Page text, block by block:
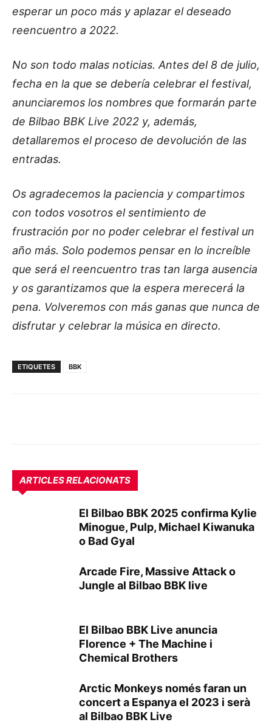
esperar un poco más y aplazar el deseado
reencuentro a 2022.
No son todo malas noticias. Antes del 8 de julio,
fecha en la que se debería celebrar el festival,
anunciaremos los nombres que formarán parte
de Bilbao BBK Live 2022 y, además,
detallaremos el proceso de devolución de las
entradas.
Os agradecemos la paciencia y compartimos
con todos vosotros el sentimiento de
frustración por no poder celebrar el festival un
año más. Solo podemos pensar en lo increíble
que será el reencuentro tras tan larga ausencia
y os garantizamos que la espera merecerá la
pena. Volveremos con más ganas que nunca de
disfrutar y celebrar la música en directo.
ETIQUETES BBK
ARTICLES RELACIONATS
El Bilbao BBK 2025 confirma Kylie
Minogue, Pulp, Michael Kiwanuka
o Bad Gyal
Arcade Fire, Massive Attack o
Jungle al Bilbao BBK live
El Bilbao BBK Live anuncia
Florence + The Machine i
Chemical Brothers
Arctic Monkeys només faran un
concert a Espanya el 2023 i serà
al Bilbao BBK Live